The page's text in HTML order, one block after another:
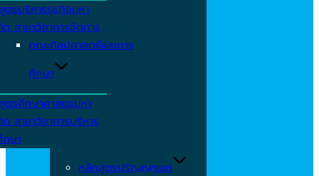
ตรบริหารธุรกิจมหา
สาขาวิชาการจัดการ
คณะศิลปศาสตร์และการ
ศึกษา
ตรศึกษาศาสตรมหา
สาขาวิชาการบริหาร
กษา
หลักสูตรปริญญาเอก